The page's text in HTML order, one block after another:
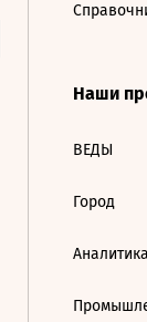
Наши
ВЕДЫ
Город
Аналитика